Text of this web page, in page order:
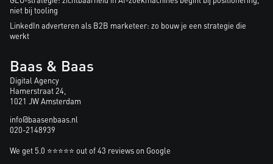
niet bij tooling
LinkedIn adverteren als B2B marketeer: zo bouw je een strategie die
werkt
Baas & Baas
Digital Agency
Hamerstraat 24,
1021 JW Amsterdam
info@baasenbaas.nl
020-2148939
We get 5.0 ⭐⭐⭐⭐⭐ out of 43 reviews on Google